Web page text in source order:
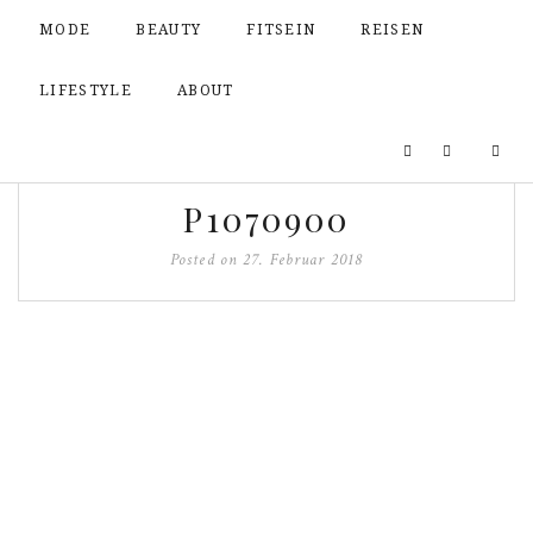
MODE BEAUTY FITSEIN REISEN
LIFESTYLE ABOUT
P1070900
Posted on27. Februar 2018